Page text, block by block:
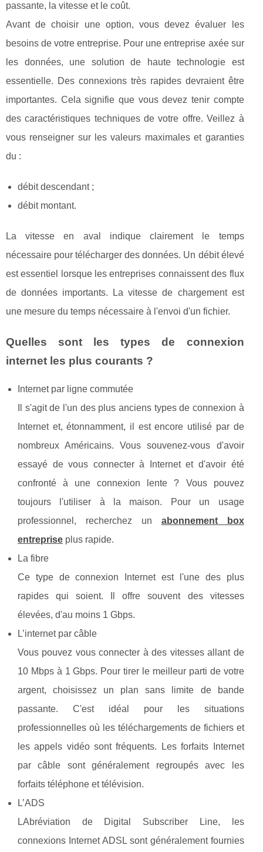
passante, la vitesse et le coût.
Avant de choisir une option, vous devez évaluer les
besoins de votre entreprise. Pour une entreprise axée sur
les données, une solution de haute technologie est
essentielle. Des connexions très rapides devraient être
importantes. Cela signifie que vous devez tenir compte
des caractéristiques techniques de votre offre. Veillez à
vous renseigner sur les valeurs maximales et garanties
du :
débit descendant ;
débit montant.
La vitesse en aval indique clairement le temps
nécessaire pour télécharger des données. Un débit élevé
est essentiel lorsque les entreprises connaissent des flux
de données importants. La vitesse de chargement est
une mesure du temps nécessaire à l'envoi d'un fichier.
Quelles sont les types de connexion
internet les plus courants ?
Internet par ligne commutée
Il s'agit de l'un des plus anciens types de connexion à
Internet et, étonnamment, il est encore utilisé par de
nombreux Américains. Vous souvenez-vous d'avoir
essayé de vous connecter à Internet et d'avoir été
confronté à une connexion lente ? Vous pouvez
toujours l'utiliser à la maison. Pour un usage
professionnel, recherchez un abonnement box
entreprise plus rapide.
La fibre
Ce type de connexion Internet est l'une des plus
rapides qui soient. Il offre souvent des vitesses
élevées, d'au moins 1 Gbps.
L’internet par câble
Vous pouvez vous connecter à des vitesses allant de
10 Mbps à 1 Gbps. Pour tirer le meilleur parti de votre
argent, choisissez un plan sans limite de bande
passante. C'est idéal pour les situations
professionnelles où les téléchargements de fichiers et
les appels vidéo sont fréquents. Les forfaits Internet
par câble sont généralement regroupés avec les
forfaits téléphone et télévision.
L’ADS
LAbréviation de Digital Subscriber Line, les
connexions Internet ADSL sont généralement fournies